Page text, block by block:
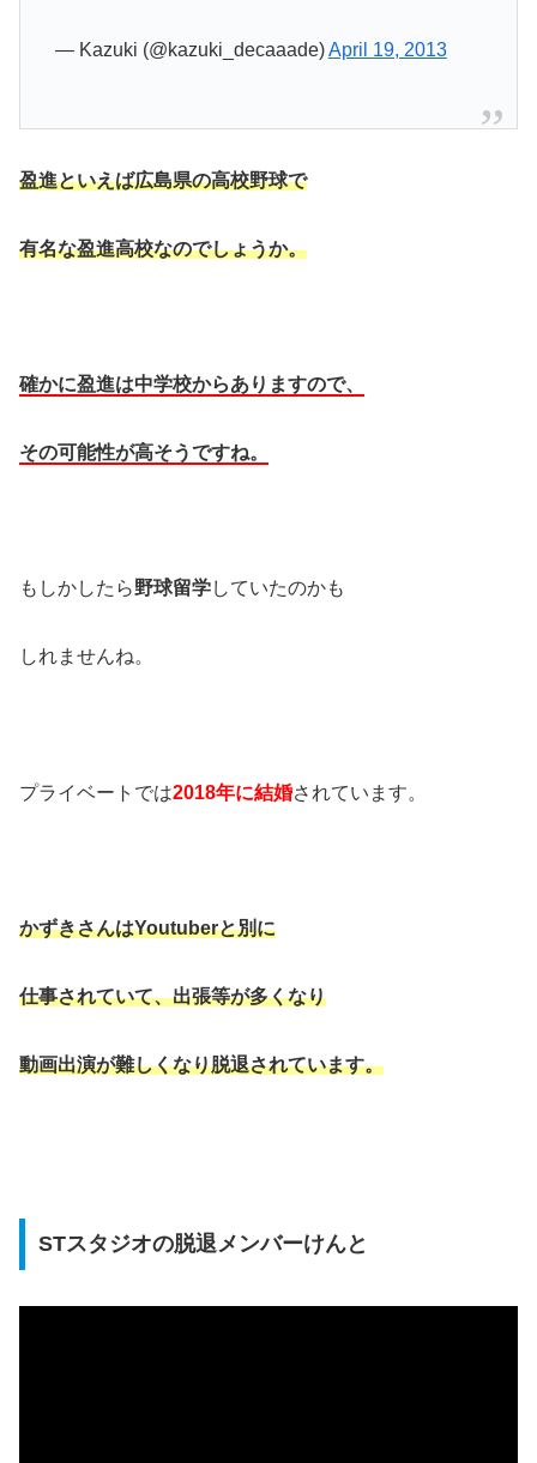
— Kazuki (@kazuki_decaaade)April 19, 2013
盈進といえば広島県の高校野球で
有名な盈進高校なのでしょうか。
確かに盈進は中学校からありますので、
その可能性が高そうですね。
もしかしたら野球留学していたのかも
しれませんね。
プライベートでは2018年に結婚されています。
かずきさんはYoutuberと別に
仕事されていて、出張等が多くなり
動画出演が難しくなり脱退されています。
STスタジオの脱退メンバーけんと